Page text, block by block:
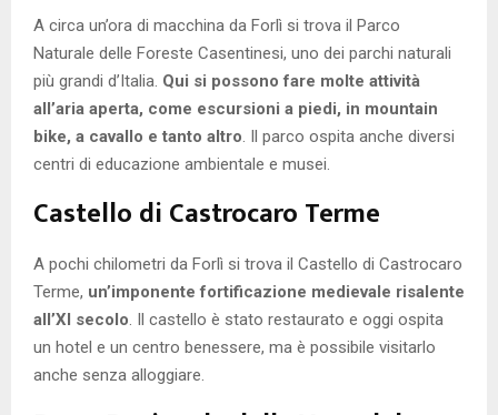
A circa un’ora di macchina da Forlì si trova il Parco
Naturale delle Foreste Casentinesi, uno dei parchi naturali
più grandi d’Italia. Qui si possono fare molte attività
all’aria aperta, come escursioni a piedi, in mountain
bike, a cavallo e tanto altro. Il parco ospita anche diversi
centri di educazione ambientale e musei.
Castello di Castrocaro Terme
A pochi chilometri da Forlì si trova il Castello di Castrocaro
Terme, un’imponente fortificazione medievale risalente
all’XI secolo. Il castello è stato restaurato e oggi ospita
un hotel e un centro benessere, ma è possibile visitarlo
anche senza alloggiare.